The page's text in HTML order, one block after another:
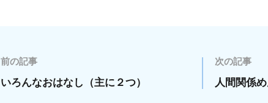
前の記事
いろんなおはなし（主に２つ）
次の記事
人間関係